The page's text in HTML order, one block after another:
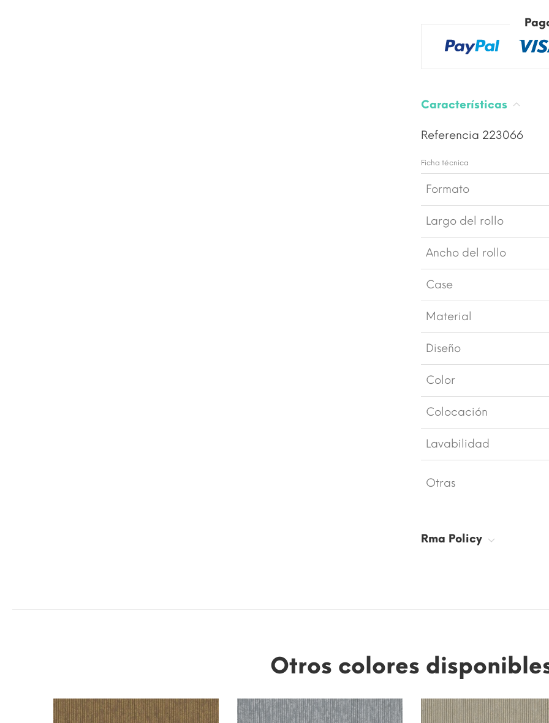
Características
Referencia 223066
Ficha técnica
Formato
Largo del rollo
Ancho del rollo
Case
Material
Diseño
Color
Colocación
Lavabilidad
Otras
Rma Policy
Otros colores